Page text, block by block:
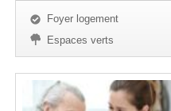
Foyer logement
Espaces verts